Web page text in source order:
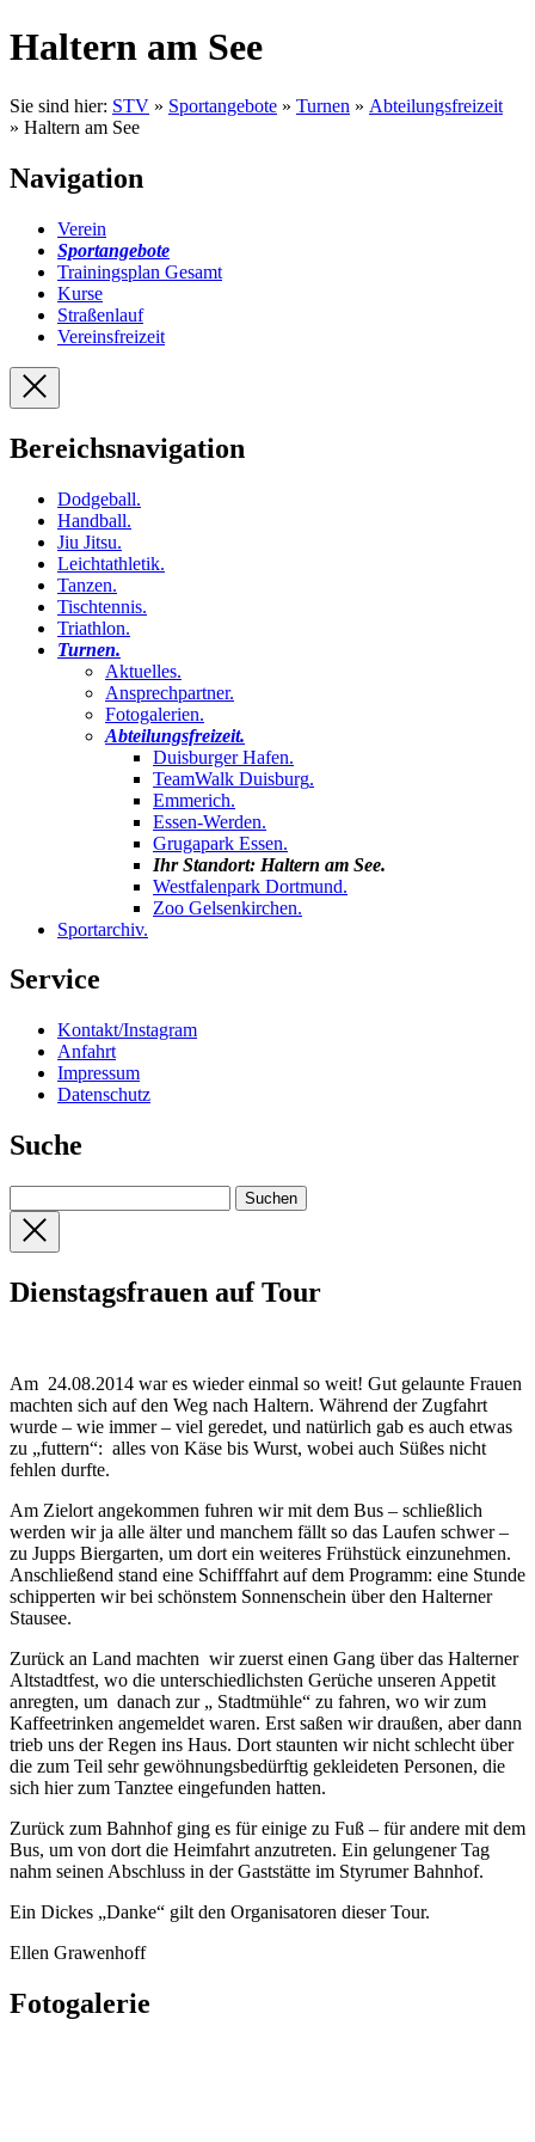
Haltern am See
Sie sind hier: STV » Sportangebote » Turnen » Abteilungsfreizeit
» Haltern am See
Navigation
Verein
Sportangebote
Trainingsplan Gesamt
Kurse
Straßenlauf
Vereinsfreizeit
Bereichsnavigation
Dodgeball.
Handball.
Jiu Jitsu.
Leichtathletik.
Tanzen.
Tischtennis.
Triathlon.
Turnen.
Aktuelles.
Ansprechpartner.
Fotogalerien.
Abteilungsfreizeit.
Duisburger Hafen.
TeamWalk Duisburg.
Emmerich.
Essen-Werden.
Grugapark Essen.
Ihr Standort: Haltern am See.
Westfalenpark Dortmund.
Zoo Gelsenkirchen.
Sportarchiv.
Service
Kontakt/Instagram
Anfahrt
Impressum
Datenschutz
Suche
Dienstagsfrauen auf Tour
Am 24.08.2014 war es wieder einmal so weit! Gut gelaunte Frauen
machten sich auf den Weg nach Haltern. Während der Zugfahrt
wurde – wie immer – viel geredet, und natürlich gab es auch etwas
zu „futtern“: alles von Käse bis Wurst, wobei auch Süßes nicht
fehlen durfte.
Am Zielort angekommen fuhren wir mit dem Bus – schließlich
werden wir ja alle älter und manchem fällt so das Laufen schwer –
zu Jupps Biergarten, um dort ein weiteres Frühstück einzunehmen.
Anschließend stand eine Schifffahrt auf dem Programm: eine Stunde
schipperten wir bei schönstem Sonnenschein über den Halterner
Stausee.
Zurück an Land machten wir zuerst einen Gang über das Halterner
Altstadtfest, wo die unterschiedlichsten Gerüche unseren Appetit
anregten, um danach zur „ Stadtmühle“ zu fahren, wo wir zum
Kaffeetrinken angemeldet waren. Erst saßen wir draußen, aber dann
trieb uns der Regen ins Haus. Dort staunten wir nicht schlecht über
die zum Teil sehr gewöhnungsbedürftig gekleideten Personen, die
sich hier zum Tanztee eingefunden hatten.
Zurück zum Bahnhof ging es für einige zu Fuß – für andere mit dem
Bus, um von dort die Heimfahrt anzutreten. Ein gelungener Tag
nahm seinen Abschluss in der Gaststätte im Styrumer Bahnhof.
Ein Dickes „Danke“ gilt den Organisatoren dieser Tour.
Ellen Grawenhoff
Fotogalerie